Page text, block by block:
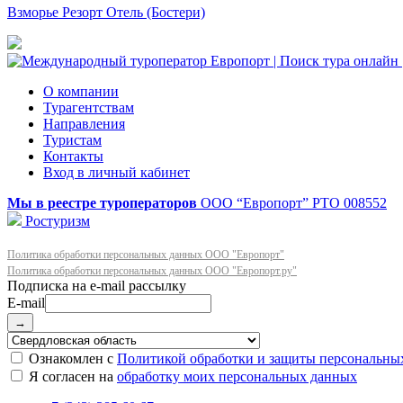
Взморье Резорт Отель (Бостери)
О компании
Турагентствам
Направления
Туристам
Контакты
Вход в личный кабинет
Мы в реестре туроператоров ООО “Европорт” РТО 008552
Ростуризм
Политика обработки персональных данных ООО "Европорт"
Политика обработки персональных данных ООО "Европорт.ру"
E-mail
→
Ознакомлен с Политикой обработки и защиты
Я согласен на обработку моих персональных данных